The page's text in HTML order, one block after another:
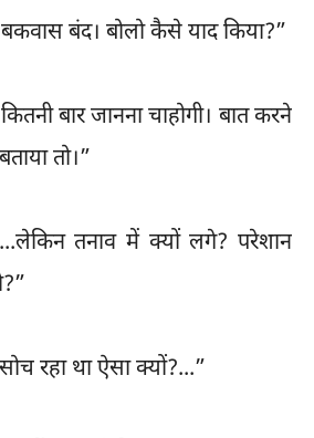
बंद। बोलो कैसे याद किया?”
बार जानना चाहोगी। बात करने
तो।”
तनाव में क्यों लगे? परेशान
रहा था ऐसा क्यों?...”